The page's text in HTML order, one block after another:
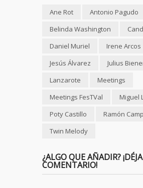
Ane Rot
Antonio Pagudo
Belinda Washington
Daniel Muriel
Irene Arcos
Jesús Álvarez
Julius
Lanzarote
Meetings
Meetings FesTVal
Miguel
Poty Castillo
Ramón
Twin Melody
¿ALGO QUE AÑADIR?
COMENTARIO!